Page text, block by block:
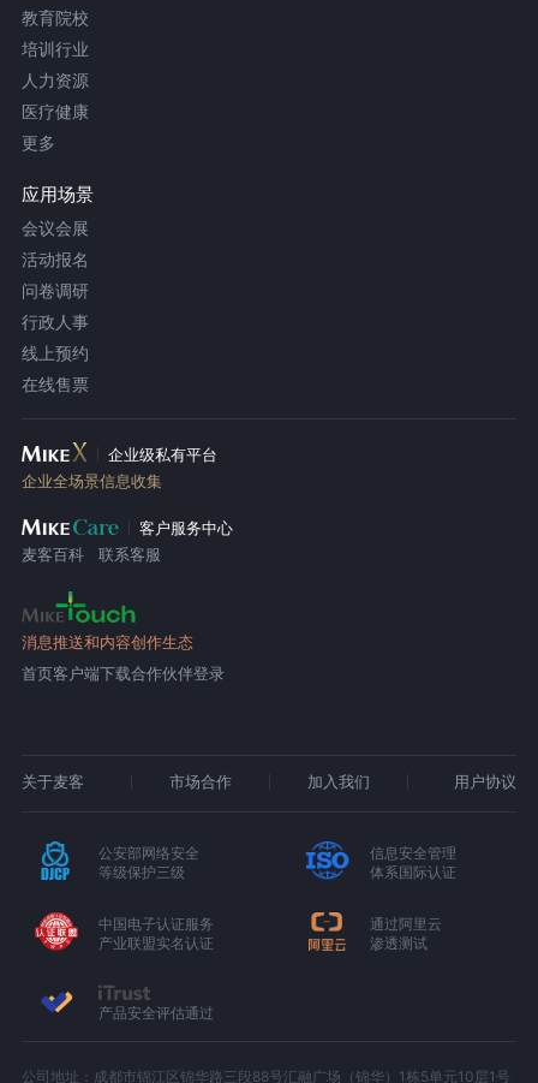
教育院校
培训行业
人力资源
医疗健康
更多
应用场景
会议会展
活动报名
问卷调研
行政人事
线上预约
在线售票
企业级私有平台
企业全场景信息收集
客户服务中心
麦客百科
联系客服
消息推送和内容创作生态
首页客户端下载合作伙伴登录
关于麦客 市场合作 加入我们 用户协议
公安部网络安全
等级保护三级
信息安全管理
体系国际认证
中国电子认证服务
产业联盟实名认证
通过阿里云
渗透测试
产品安全评估通过
公司地址：成都市锦江区锦华路三段88号汇融广场（锦华）1栋5单元10层1号